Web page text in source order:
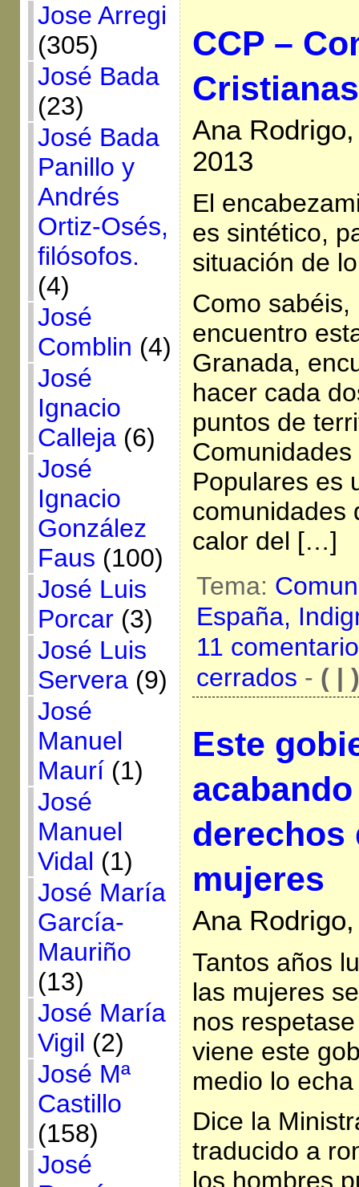
Jose Arregi
(305)
José Bada
(23)
José Bada
Panillo y
Andrés
Ortiz-Osés,
filósofos.
(4)
José
Comblin (4)
José
Ignacio
Calleja(6)
José
Ignacio
González
Faus (100)
José Luis
Porcar(3)
José Luis
Servera(9)
José
Manuel
Maurí(1)
José
Manuel
Vidal (1)
José María
García-
Mauriño
(13)
José María
Vigil (2)
José Mª
Castillo
(158)
José
CCP –
Ana
2013
El
es sintético,
situación de
Como
encuentro
Granada,
hacer cada
puntos de
Populares es
comunidades
calor del […]
Tema:
España,
11
cerrados - ( | )
Este
derechos
mujeres
Ana
Tantos años
las mujeres
nos
viene este
medio lo
Dice la
traducido a
los hombres